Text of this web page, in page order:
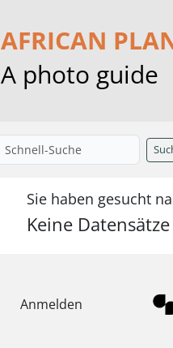
AFRICAN
A photo guide
Sie haben gesucht
Keine
Anmelden